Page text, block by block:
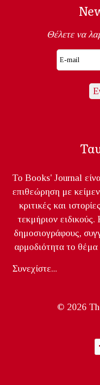
Θέλετε να
Το Books' Journal
επιθεώρηση με
κριτικές και
τεκμήριον
δημοσιογράφους,
αρμοδιότητα το θέμα
Συνεχίστε...
© 2026